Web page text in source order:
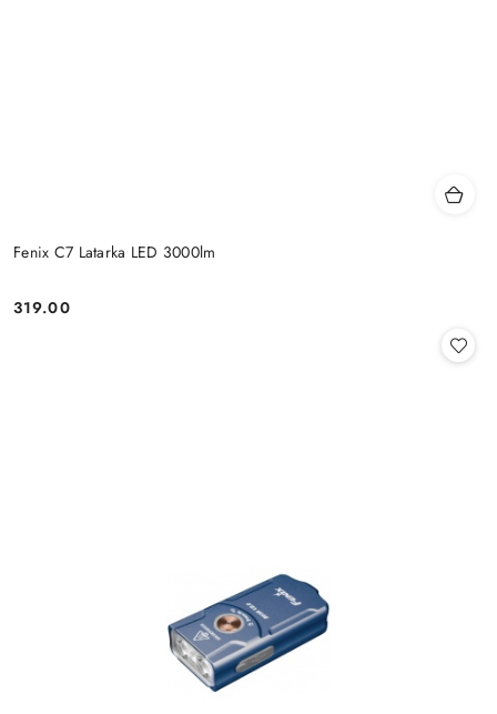
Fenix C7 Latarka LED 3000lm
Cena:
319.00